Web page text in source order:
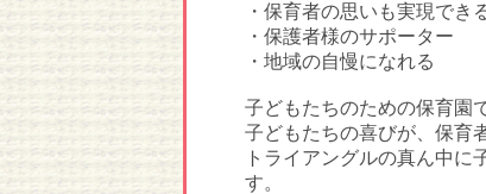
・保育者の思いも実現でき
・保護者様のサポーター
・地域の自慢になれる
子どもたちのための保育園
子どもたちの喜びが、保育
トライアングルの真ん中に
す。